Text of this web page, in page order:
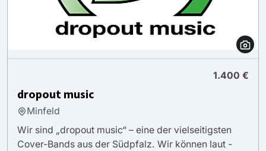
1.400 €
dropout music
Minfeld
Wir sind „dropout music“ – eine der vielseitigsten
Cover-Bands aus der Südpfalz. Wir können laut -